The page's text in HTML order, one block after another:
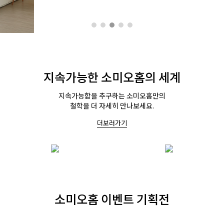
지속가능한 소미오홈의 세계
지속가능함을 추구하는 소미오홈만의
철학을 더 자세히 만나보세요.
더보러가기
소미오홈 이벤트 기획전